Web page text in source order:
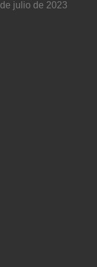
de julio de 2023